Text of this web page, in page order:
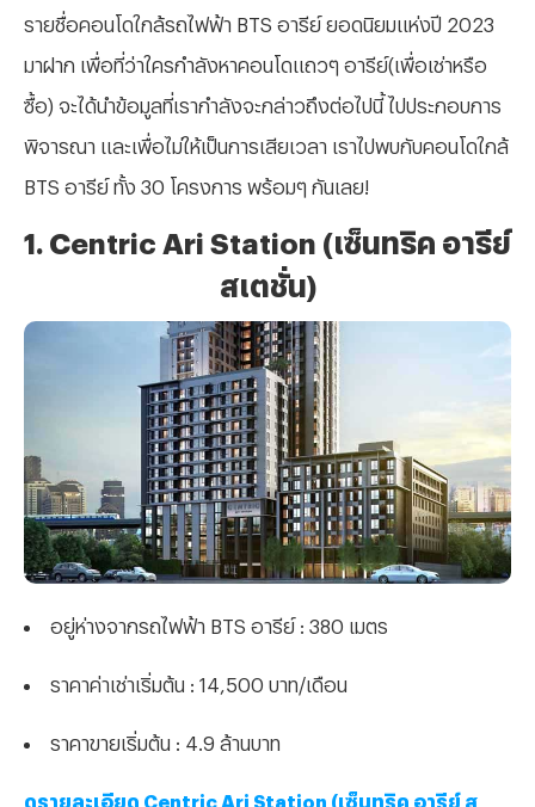
รายชื่อคอนโดใกล้รถไฟฟ้า BTS อารีย์ ยอดนิยมแห่งปี 2023
มาฝาก เพื่อที่ว่าใครกำลังหาคอนโดแถวๆ อารีย์(เพื่อเช่าหรือ
ซื้อ) จะได้นำข้อมูลที่เรากำลังจะกล่าวถึงต่อไปนี้ ไปประกอบการ
พิจารณา และเพื่อไม่ให้เป็นการเสียเวลา เราไปพบกับคอนโดใกล้
BTS อารีย์ ทั้ง 30 โครงการ พร้อมๆ กันเลย!
1. Centric Ari Station (เซ็นทริค อารีย์
สเตชั่น)
อยู่ห่างจากรถไฟฟ้า BTS อารีย์ : 380 เมตร
ราคาค่าเช่าเริ่มต้น : 14,500 บาท/เดือน
ราคาขายเริ่มต้น : 4.9 ล้านบาท
ดูรายละเอียด Centric Ari Station (เซ็นทริค อารีย์ ส